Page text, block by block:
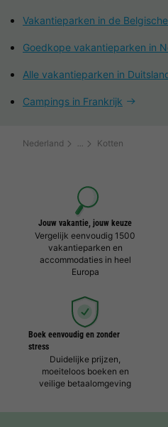
Vakantieparken in de
Goedkope vakantieparken in
Alle vakantieparken in
Campings in Frankrijk
Nederland Kotten
Jouw vakantie, jouw keuze
Vergelijk eenvoudig 1500
vakantieparken en
accommodaties in heel
Europa
Boek eenvoudig en zonder
stress
Duidelijke prijzen,
moeiteloos boeken en
veilige betaalomgeving